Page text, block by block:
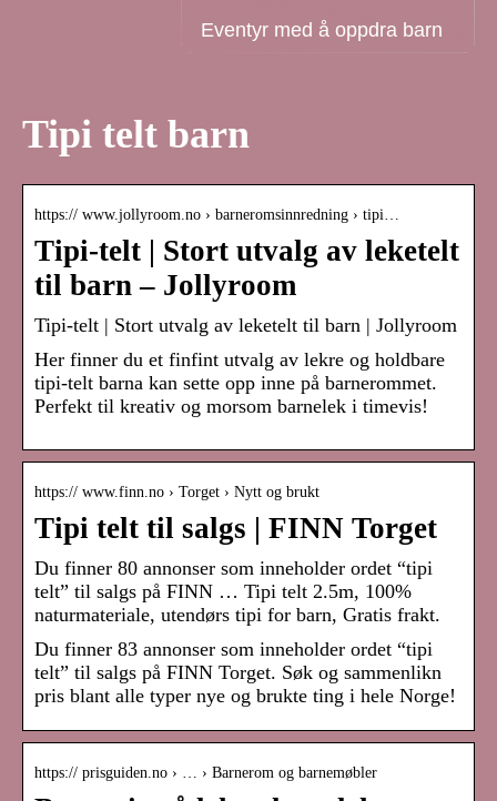
Eventyr med å oppdra barn
Tipi telt barn
https:// www.jollyroom.no › barneromsinnredning › tipi…
Tipi-telt | Stort utvalg av leketelt
til barn – Jollyroom
Tipi-telt | Stort utvalg av leketelt til barn | Jollyroom
Her finner du et finfint utvalg av lekre og holdbare
tipi-telt barna kan sette opp inne på barnerommet.
Perfekt til kreativ og morsom barnelek i timevis!
https:// www.finn.no › Torget › Nytt og brukt
Tipi telt til salgs | FINN Torget
Du finner 80 annonser som inneholder ordet “tipi
telt” til salgs på FINN … Tipi telt 2.5m, 100%
naturmateriale, utendørs tipi for barn, Gratis frakt.
Du finner 83 annonser som inneholder ordet “tipi
telt” til salgs på FINN Torget. Søk og sammenlikn
pris blant alle typer nye og brukte ting i hele Norge!
https:// prisguiden.no › … › Barnerom og barnemøbler